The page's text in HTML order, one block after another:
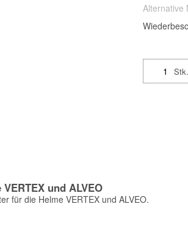
Alternative
Stk.
und ALVEO
für die Helme VERTEX und ALVEO.